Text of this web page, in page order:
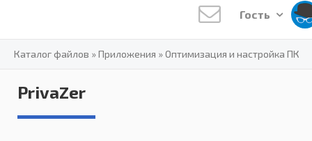
Гость
Каталог файлов »Приложения »Оптимизация и настройка ПК
PrivaZer